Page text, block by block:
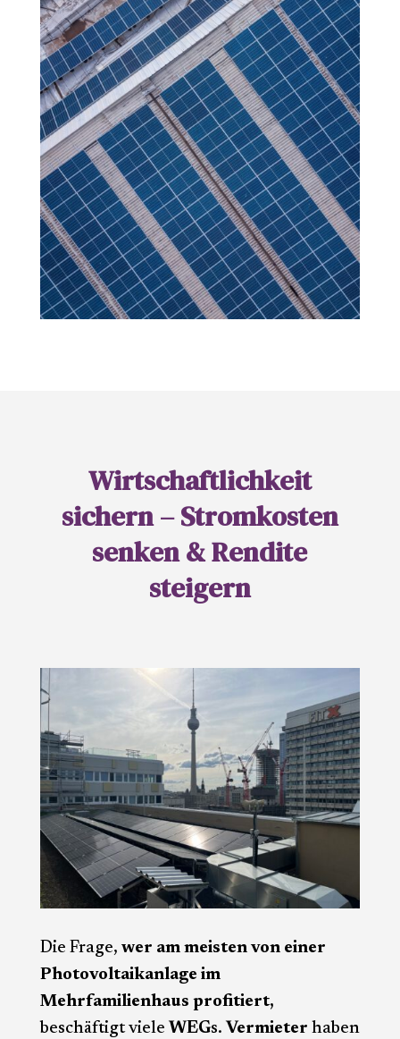
Wirtschaftlichkeit
sichern – Stromkosten
senken & Rendite
steigern
Die Frage, wer am meisten von einer
Photovoltaikanlage im
Mehrfamilienhaus profitiert,
beschäftigt viele WEGs. Vermieter haben